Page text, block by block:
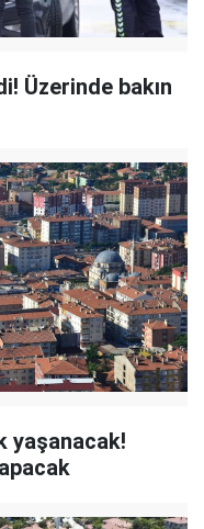
Üzerinde bakın
yaşanacak!